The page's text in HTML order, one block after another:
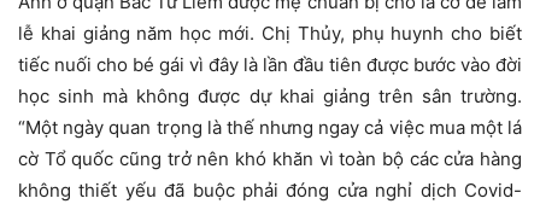
lễ khai giảng năm học mới. Chị Thủy, phụ huynh cho biết
tiếc nuối cho bé gái vì đây là lần đầu tiên được bước vào đời
học sinh mà không được dự khai giảng trên sân trường.
“Một ngày quan trọng là thế nhưng ngay cả việc mua một lá
cờ Tổ quốc cũng trở nên khó khăn vì toàn bộ các cửa hàng
không thiết yếu đã buộc phải đóng cửa nghỉ dịch Covid-